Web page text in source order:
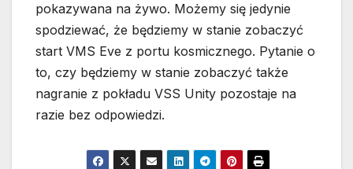
pokazywana na żywo. Możemy się jedynie
spodziewać, że będziemy w stanie zobaczyć
start VMS Eve z portu kosmicznego. Pytanie o
to, czy będziemy w stanie zobaczyć także
nagranie z pokładu VSS Unity pozostaje na
razie bez odpowiedzi.